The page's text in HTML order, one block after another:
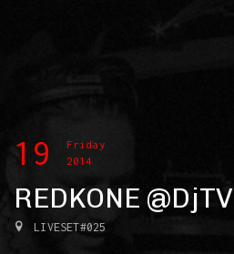
19
Friday
2014
REDKONE @DjTV
LIVESET#025